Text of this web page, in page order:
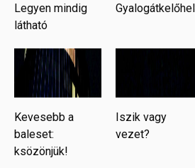
Legyen mindig
látható
Kevesebb a
baleset:
ksözönjük!
Iszik vagy
vezet?